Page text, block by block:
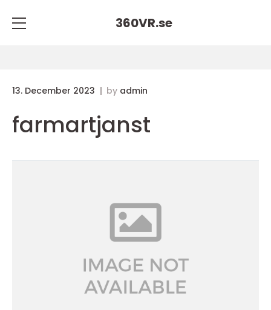
360VR.se
13. December 2023 by admin
farmartjanst